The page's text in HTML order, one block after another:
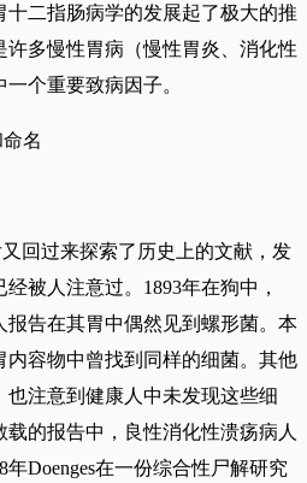
二指肠病学的发展起了极大的推
多慢性胃病（慢性胃炎、消化性
个重要致病因子。
名
回过来探索了历史上的文献，发
被人注意过。1893年在狗中，
报告在其胃中偶然见到螺形菌。本
容物中曾找到同样的细菌。其他
注意到健康人中未发现这些细
的报告中，良性消化性溃疡病人
Doenges在一份综合性尸解研究